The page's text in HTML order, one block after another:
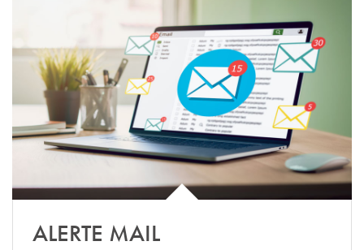
ALERTE MAIL